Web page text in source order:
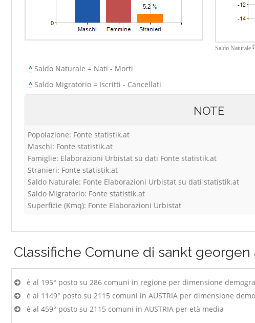
Saldo Naturale
^Saldo Naturale = Nati - Morti
^Saldo Migratorio = Iscritti - Cancellati
NOTE
Popolazione: Fonte statistik.at
Maschi: Fonte statistik.at
Famiglie: Elaborazioni Urbistat su dati Fonte statistik.at
Stranieri: Fonte statistik.at
Saldo Naturale: Fonte Elaborazioni Urbistat su dati statistik.at
Saldo Migratorio: Fonte statistik.at
Superficie (Kmq): Fonte Elaborazioni Urbistat
Classifiche Comune di sankt georgen
è al 195° posto su 286 comuni in regione per dimensione
è al 1149° posto su 2115 comuni in AUSTRIA per dimensione
è al 459° posto su 2115 comuni in AUSTRIA per età media